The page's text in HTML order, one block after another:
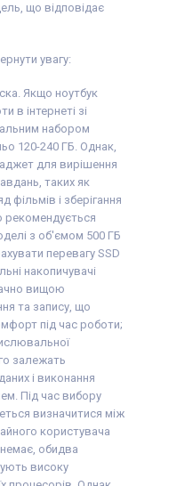
що відповідає
увагу:
Якщо ноутбук
в інтернеті зі
набором
120-240 ГБ. Однак,
для вирішення
таких як
фільмів і зберігання
рекомендується
з об'ємом 500 ГБ
перевагу SSD
накопичувачі
вищою
та запису, що
під час роботи;
залежать
і виконання
Під час вибору
визначитися між
користувача
немає, обидва
високу